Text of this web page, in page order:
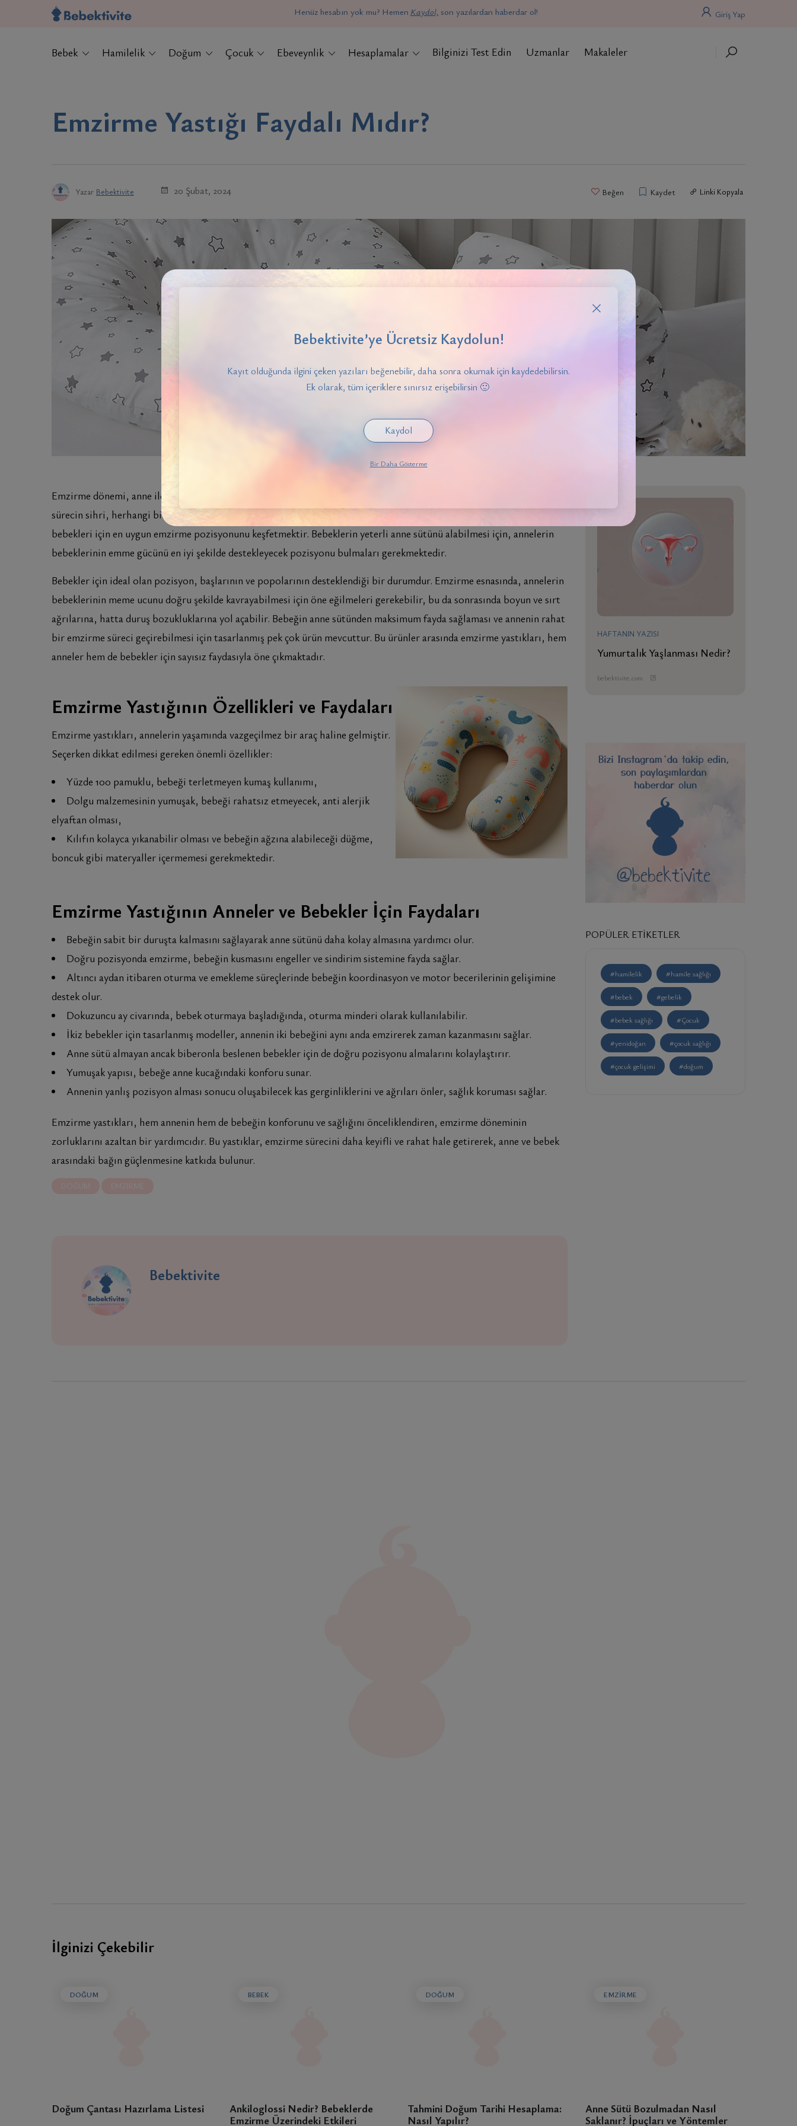
Henüz hesabın yok mu? Hemen Kaydol, son yazılardan haberdar ol! Giriş Yap
Bebek Hamilelik Doğum Çocuk Ebeveynlik Hesaplamalar Bilginizi Test Edin Uzmanlar Makaleler
Emzirme Yastığı Faydalı Mıdır?
Yazar Bebektivite 20 Şubat, 2024 Beğen Kaydet Linki Kopyala
Emzirme dönemi, anne ile bebeği arasında derin bir sevgi ve güven bağı kurulmasını sağlayan kritik bir süreçtir. Bu
sürecin sihri, herhangi bir rahatsızlıkla kesintiye uğramamalıdır. Anneler için önemli olan, hem kendileri hem de
bebekleri için en uygun emzirme pozisyonunu keşfetmektir. Bebeklerin yeterli anne sütünü alabilmesi için, annelerin
bebeklerinin emme gücünü en iyi şekilde destekleyecek pozisyonu bulmaları gerekmektedir.
Bebekler için ideal olan pozisyon, başlarının ve popolarının desteklendiği bir durumdur. Emzirme esnasında, annelerin
bebeklerinin meme ucunu doğru şekilde kavrayabilmesi için öne eğilmeleri gerekebilir, bu da sonrasında boyun ve sırt
ağrılarına, hatta duruş bozukluklarına yol açabilir. Bebeğin anne sütünden maksimum fayda sağlaması ve annenin rahat
bir emzirme süreci geçirebilmesi için tasarlanmış pek çok ürün mevcuttur. Bu ürünler arasında emzirme yastıkları, hem
anneler hem de bebekler için sayısız faydasıyla öne çıkmaktadır.
Emzirme Yastığının Özellikleri ve Faydaları
Emzirme yastıkları, annelerin yaşamında vazgeçilmez bir araç haline gelmiştir.
Seçerken dikkat edilmesi gereken önemli özellikler:
Yüzde 100 pamuklu, bebeği terletmeyen kumaş kullanımı,
Dolgu malzemesinin yumuşak, bebeği rahatsız etmeyecek, anti alerjik
elyaftan olması,
Kılıfın kolayca yıkanabilir olması ve bebeğin ağzına alabileceği düğme,
boncuk gibi materyaller içermemesi gerekmektedir.
Emzirme Yastığının Anneler ve Bebekler İçin Faydaları
Bebeğin sabit bir duruşta kalmasını sağlayarak anne sütünü daha kolay almasına yardımcı olur.
Doğru pozisyonda emzirme, bebeğin kusmasını engeller ve sindirim sistemine fayda sağlar.
Altıncı aydan itibaren oturma ve emekleme süreçlerinde bebeğin koordinasyon ve motor becerilerinin gelişimine
destek olur.
Dokuzuncu ay civarında, bebek oturmaya başladığında, oturma minderi olarak kullanılabilir.
İkiz bebekler için tasarlanmış modeller, annenin iki bebeğini aynı anda emzirerek zaman kazanmasını sağlar.
Anne sütü almayan ancak biberonla beslenen bebekler için de doğru pozisyonu almalarını kolaylaştırır.
Yumuşak yapısı, bebeğe anne kucağındaki konforu sunar.
Annenin yanlış pozisyon alması sonucu oluşabilecek kas gerginliklerini ve ağrıları önler, sağlık koruması sağlar.
Emzirme yastıkları, hem annenin hem de bebeğin konforunu ve sağlığını önceliklendiren, emzirme döneminin
zorluklarını azaltan bir yardımcıdır. Bu yastıklar, emzirme sürecini daha keyifli ve rahat hale getirerek, anne ve bebek
arasındaki bağın güçlenmesine katkıda bulunur.
Bebektivite
HAFTANIN YAZISI
Yumurtalık Yaşlanması Nedir?
bebektivite.com
POPÜLER ETIKETLER
#hamilelik #hamile sağlığı
#bebek #gebelik
#bebek sağlığı #Çocuk
#yenidoğan #çocuk sağlığı
#çocuk gelişimi #doğum
İlginizi Çekebilir
DOĞUM
Doğum Çantası Hazırlama Listesi
BEBEK
Ankiloglossi Nedir? Bebeklerde
Emzirme Üzerindeki Etkileri
DOĞUM
Tahmini Doğum Tarihi Hesaplama:
Nasıl Yapılır?
EMZIRME
Anne Sütü Bozulmadan Nasıl
Saklanır? İpuçları ve Yöntemler
Bebektivite’ye Ücretsiz Kaydolun!
Kayıt olduğunda ilgini çeken yazıları beğenebilir, daha sonra okumak için kaydedebilirsin.
Ek olarak, tüm içeriklere sınırsız erişebilirsin 🙂
Kaydol
Bir Daha Gösterme